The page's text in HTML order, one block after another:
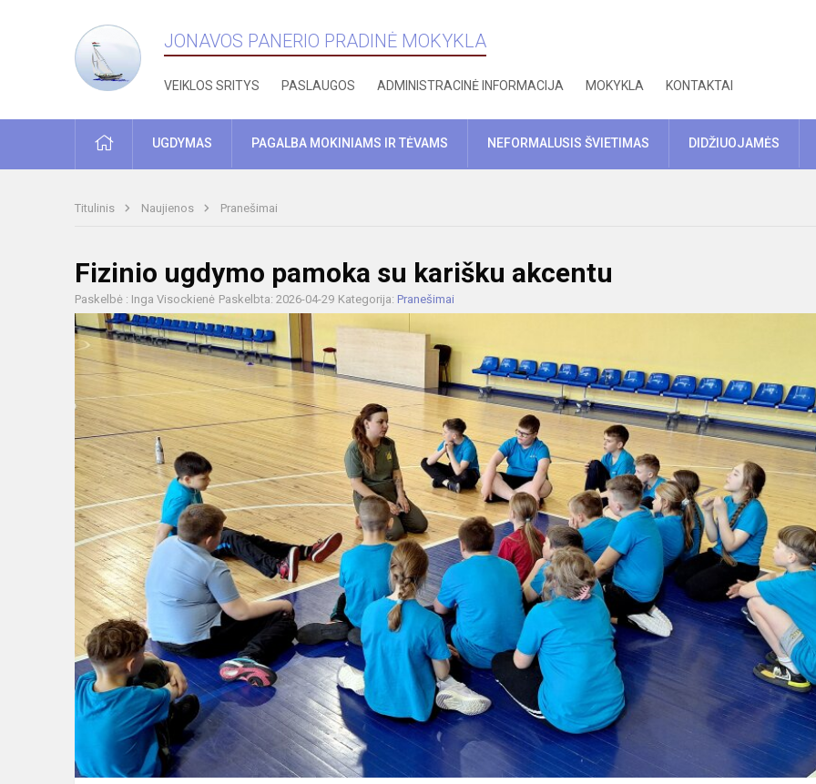
JONAVOS PANERIO PRADINĖ MOKYKLA
VEIKLOS SRITYS PASLAUGOS ADMINISTRACINĖ INFORMACIJA MOKYKLA KONTAKTAI
PRADŽIAUGDYMAS PAGALBA MOKINIAMS IR TĖVAMS NEFORMALUSIS ŠVIETIMAS DIDŽIUOJAMĖS
Titulinis Naujienos Pranešimai
Fizinio ugdymo pamoka su karišku akcentu
Paskelbė : Inga Visockienė Paskelbta: 2026-04-29 Kategorija: Pranešimai